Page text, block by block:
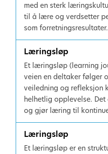
med en sterk
til å lære og verdsetter
som forretningsresultater.
Læringsløp
Et læringsløp (learning
veien en deltaker følger
veiledning og refleksjon
helhetlig opplevelse.
og gjør læring til
Læringsløp
Et læringsløp er en